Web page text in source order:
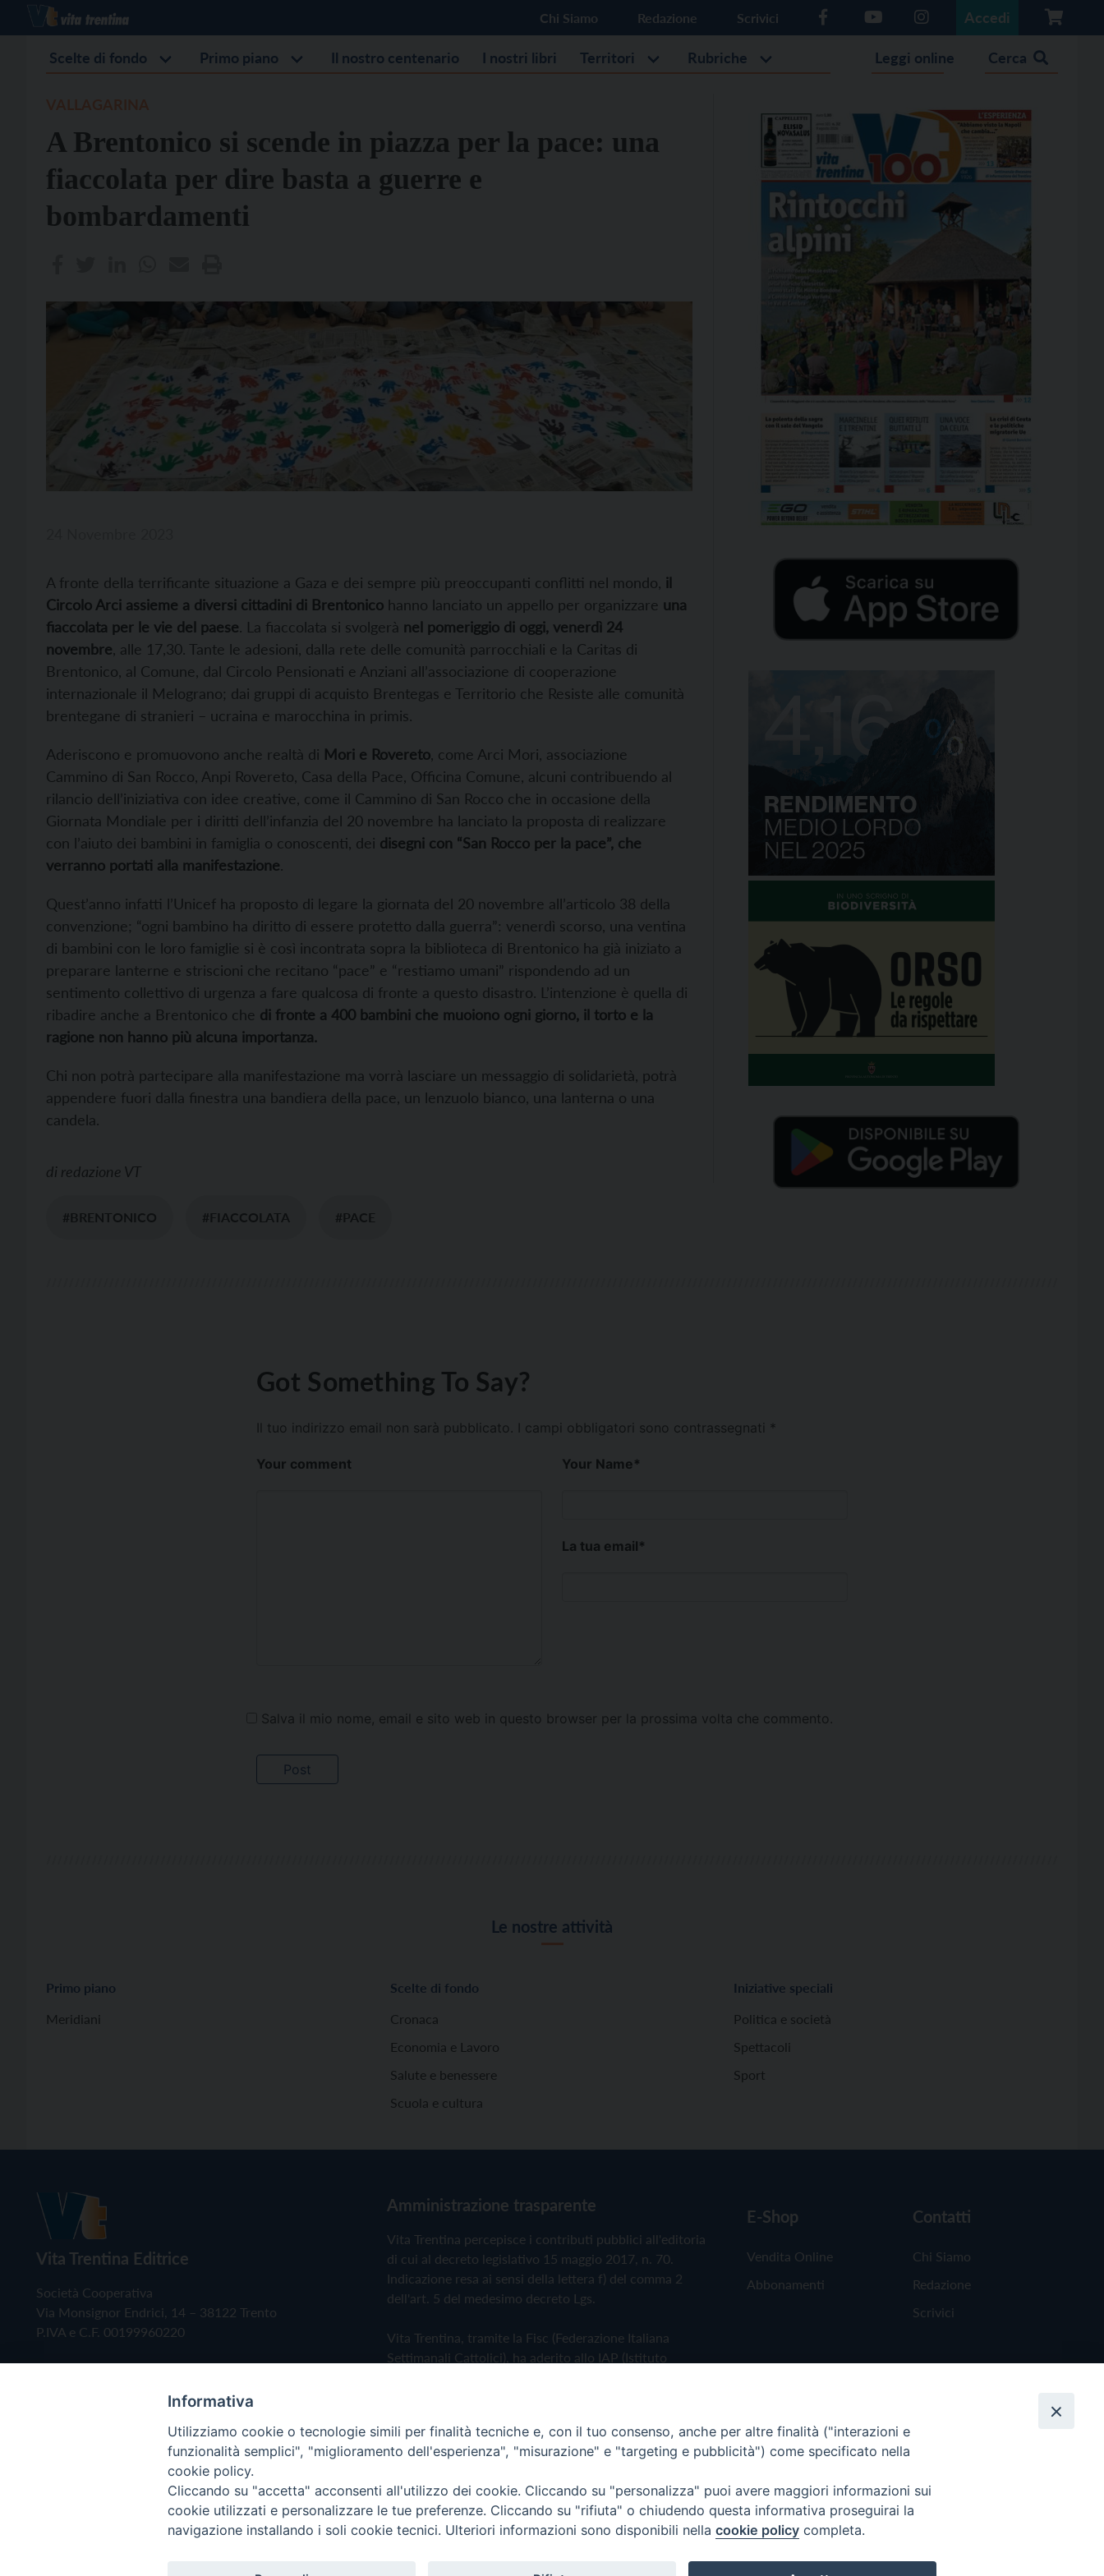
Chi Siamo Redazione Scrivici Accedi
Scelte di fondo Primo piano Il nostro centenario I nostri libri Territori Rubriche Leggi online Cerca
A Brentonico si scende in piazza per la pace: una
fiaccolata per dire basta a guerre e
bombardamenti
A fronte della terrificante situazione a Gaza e dei sempre più preoccupanti conflitti nel mondo, il
Circolo Arci assieme a diversi cittadini di Brentonico hanno lanciato un appello per organizzare una
fiaccolata per le vie del paese. La fiaccolata si svolgerà nel pomeriggio di oggi, venerdì 24
novembre, alle 17,30. Tante le adesioni, dalla rete delle comunità parrocchiali e la Caritas di
Brentonico, al Comune, dal Circolo Pensionati e Anziani all’associazione di cooperazione
internazionale il Melograno; dai gruppi di acquisto Brentegas e Territorio che Resiste alle comunità
brentegane di stranieri – ucraina e marocchina in primis.
Aderiscono e promuovono anche realtà di Mori e Rovereto, come Arci Mori, associazione
Cammino di San Rocco, Anpi Rovereto, Casa della Pace, Officina Comune, alcuni contribuendo al
rilancio dell’iniziativa con idee creative, come il Cammino di San Rocco che in occasione della
Giornata Mondiale per i diritti dell’infanzia del 20 novembre ha lanciato la proposta di realizzare
con l’aiuto dei bambini in famiglia o conoscenti, dei disegni con “San Rocco per la pace”, che
verranno portati alla manifestazione.
Quest’anno infatti l’Unicef ha proposto di legare la giornata del 20 novembre all’articolo 38 della
convenzione; “ogni bambino ha diritto di essere protetto dalla guerra”: venerdì scorso, una ventina
di bambini con le loro famiglie si è così incontrata sopra la biblioteca di Brentonico ha già iniziato a
preparare lanterne e striscioni che recitano “pace” e “restiamo umani” rispondendo ad un
sentimento collettivo di urgenza a fare qualcosa di fronte a questo disastro. L’intenzione è quella di
ribadire anche a Brentonico che di fronte a 400 bambini che muoiono ogni giorno, il torto e la
ragione non hanno più alcuna importanza.
Chi non potrà partecipare alla manifestazione ma vorrà lasciare un messaggio di solidarietà, potrà
appendere fuori dalla finestra una bandiera della pace, un lenzuolo bianco, una lanterna o una
candela.
di redazione VT
#BRENTONICO #FIACCOLATA #PACE
Got Something To Say?
Il tuo indirizzo email non sarà pubblicato. I campi obbligatori sono contrassegnati *
Your comment Your Name*
La tua email*
Salva il mio nome, email e sito web in questo browser per la prossima volta che commento.
Le nostre attività
Primo piano
Meridiani
Scelte di fondo
Cronaca
Economia e Lavoro
Salute e benessere
Scuola e cultura
Iniziative speciali
Politica e società
Spettacoli
Sport
Vita Trentina Editrice
Società Cooperativa
Via Monsignor Endrici, 14 – 38122 Trento
P.IVA e C.F. 00199960220
Amministrazione trasparente
Vita Trentina percepisce i contributi pubblici all'editoria
di cui al decreto legislativo 15 maggio 2017, n. 70.
Indicazione resa ai sensi della lettera f) del comma 2
dell'art. 5 del medesimo decreto Lgs.
Vita Trentina, tramite la Fisc (Federazione Italiana
Settimanali Cattolici), ha aderito allo IAP (Istituto
Privacy Policy Cookie Policy
E-Shop
Vendita Online
Abbonamenti
Contatti
Chi Siamo
Redazione
Scrivici
Copyright © 2019 - Tutti i diritti riservati - Vita Trentina Editrice
Informativa
Utilizziamo cookie o tecnologie simili per finalità tecniche e, con il tuo consenso, anche per altre finalità ("interazioni e
funzionalità semplici", "miglioramento dell'esperienza", "misurazione" e "targeting e pubblicità") come specificato nella
cookie policy.
Cliccando su "accetta" acconsenti all'utilizzo dei cookie. Cliccando su "personalizza" puoi avere maggiori informazioni sui
cookie utilizzati e personalizzare le tue preferenze. Cliccando su "rifiuta" o chiudendo questa informativa proseguirai la
navigazione installando i soli cookie tecnici. Ulteriori informazioni sono disponibili nella cookie policy completa.